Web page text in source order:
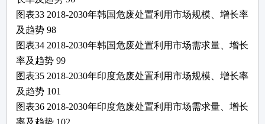
图表33 2018-2030年韩国危废处置利用市场规模、增长率
及趋势 98
图表34 2018-2030年韩国危废处置利用市场需求量、增长
率及趋势 99
图表35 2018-2030年印度危废处置利用市场规模、增长率
及趋势 101
图表36 2018-2030年印度危废处置利用市场需求量、增长
率及趋势 102